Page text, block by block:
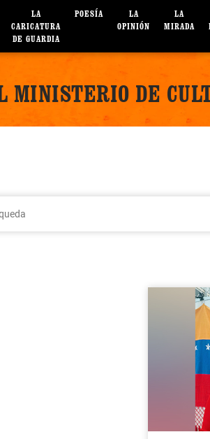
LA
CARICATURA
DE GUARDIA
POESÍA
LA
OPINIÓN
LA
MIRADA
MINISTERIO DE